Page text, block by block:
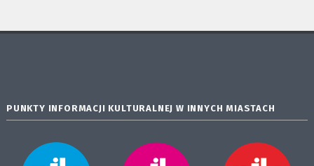
PUNKTY INFORMACJI KULTURALNEJ W INNYCH MIASTACH